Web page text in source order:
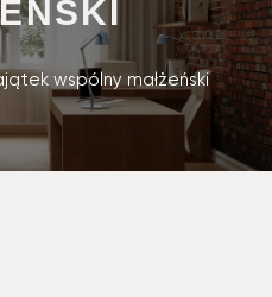
wspólny małżeński